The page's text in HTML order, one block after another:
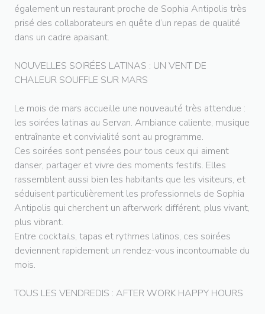
également un restaurant proche de Sophia Antipolis très
prisé des collaborateurs en quête d’un repas de qualité
dans un cadre apaisant.
NOUVELLES SOIRÉES LATINAS : UN VENT DE
CHALEUR SOUFFLE SUR MARS
Le mois de mars accueille une nouveauté très attendue :
les soirées latinas au Servan. Ambiance caliente, musique
entraînante et convivialité sont au programme.
Ces soirées sont pensées pour tous ceux qui aiment
danser, partager et vivre des moments festifs. Elles
rassemblent aussi bien les habitants que les visiteurs, et
séduisent particulièrement les professionnels de Sophia
Antipolis qui cherchent un afterwork différent, plus vivant,
plus vibrant.
Entre cocktails, tapas et rythmes latinos, ces soirées
deviennent rapidement un rendez-vous incontournable du
mois.
TOUS LES VENDREDIS : AFTER WORK HAPPY HOURS